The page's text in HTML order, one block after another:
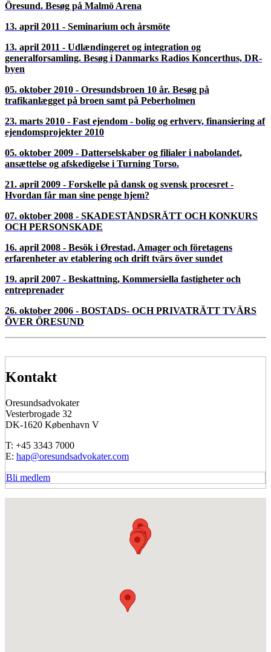
24. marts 2015 - Sjö och transport – Öresundstullen – nätverk
mellan svenska och danska advokater på M/S Museet for Søfart
i Helsingør
07. oktober 2014 - Piratkopiering, tullarbete med mera på
Emporia i Hyllie
19. marts 2014 - Kriminalfall – samarbete över sundet på
Postmuseet i København
22. oktober 2013 - Besøg på Barsebäck A-kraftverk med
foredrag om miljø og energi og Malmø Centralstation
19. marts 2013 - Grænsehindringer, Nordisk Råd/Nordisk
Ministerråd Ved Stranden 18, København og Nationalmuseet i
København
23. oktober 2012 - Etablering og forskellige former for
agentkontrakter - Hekseprocesser og spøgselsvandring i Lund
21. marts 2012 - Arv dødsboer og generationsskifte, Øresund
Direkt, seminar og generalforsamling på Hilton, Kastrup
26. oktober 2011 - Juridik – sport – underhållning tvärs över
Öresund. Besøg på Malmö Arena
13. april 2011 - Seminarium och årsmöte
13. april 2011 - Udlændingeret og integration og
generalforsamling. Besøg i Danmarks Radios Koncerthus, DR-
byen
trafikanlægget på broen samt på Peberholmen
23. marts 2010 - Fast ejendom - bolig og erhverv, finansiering af
05. oktober 2009 - Datterselskaber og filialer i nabolandet,
ansættelse og afskedigelse i Turning Torso.
21. april 2009 - Forskelle på dansk og svensk procesret -
Hvordan får man sine penge hjem?
07. oktober 2008 - SKADESTÅNDSRÄTT OCH KONKURS
OCH PERSONSKADE
erfarenheter av etablering och drift tvärs över sundet
19. april 2007 - Beskattning, Kommersiella fastigheter och